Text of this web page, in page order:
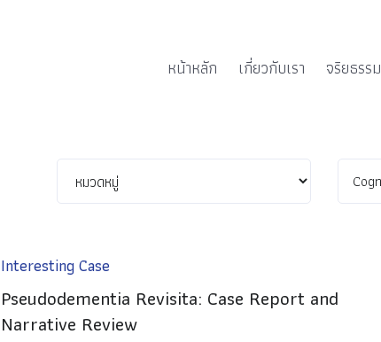
หน้าหลัก เกี่ยวกับเรา จริยธรรม
Interesting Case
Pseudodementia Revisita: Case Report and
Narrative Review